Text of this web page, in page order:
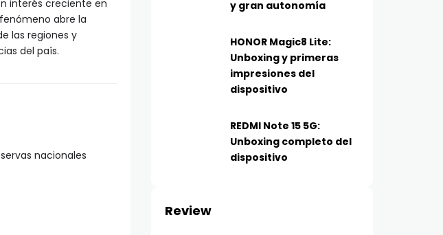
interés creciente en
abre la
las regiones y
del país.
nacionales
y gran autonomía
HONOR Magic8 Lite:
Unboxing y primeras
impresiones del
dispositivo
REDMI Note 15 5G:
Unboxing completo del
dispositivo
Review